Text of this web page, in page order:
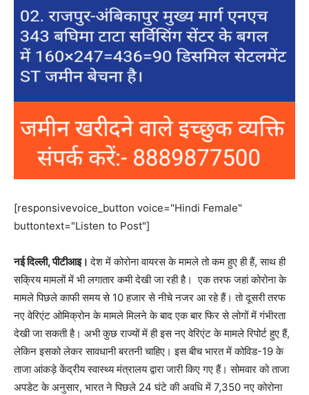
[responsivevoice_button voice="Hindi Female"
buttontext="Listen to Post"]
नई दिल्ली, पीटीआइ।देश में कोरोना वायरस के मामले तो कम हुए ही हैं, साथ ही
सक्रिय मामलों में भी लगातार कमी देखी जा रही है। एक तरफ जहां कोरोना के
मामले पिछले काफी समय से 10 हजार से नीचे नजर आ रहे हैं। तो दूसरी तरफ
नए वेरिएंट ओमिक्रोन के मामले मिलने के बाद एक बार फिर से लोगों में गंभीरता
देखी जा सकती है। अभी कुछ राज्यों में ही इस नए वेरिएंट के मामले रिपोर्ट हुए हैं,
लेकिन इसको लेकर सावधानी बरतनी चाहिए। इस बीच भारत में कोविड-19 के
ताजा आंकड़े केंद्रीय स्वास्थ्य मंत्रालय द्वारा जारी किए गए हैं। सोमवार को ताजा
अपडेट के अनुसार, भारत ने पिछले 24 घंटे की अवधि में 7,350 नए कोरोना